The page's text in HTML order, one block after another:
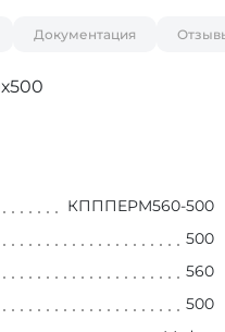
Документация
КПППEPM560-500
500
560
500